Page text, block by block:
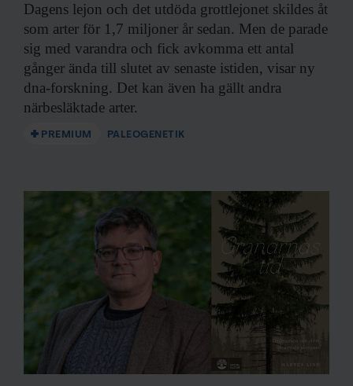
Dagens lejon och det utdöda grottlejonet skildes åt
som arter för 1,7 miljoner år sedan. Men de parade
sig med varandra och fick avkomma ett antal
gånger ända till slutet av senaste istiden, visar ny
dna-forskning. Det kan även ha gällt andra
närbesläktade arter.
PREMIUM PALEOGENETIK